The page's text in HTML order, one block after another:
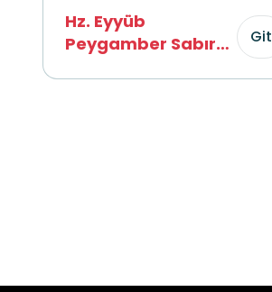
Hz. Eyyüb
Peygamber Sabır
Git